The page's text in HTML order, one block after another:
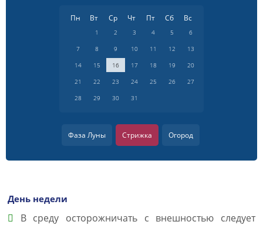
Пн Вт Ср Чт Пт Сб Вс
1 2 3 4 5
6
7
8 9 10 11 12
13
14
15 16 17 18 19
20
21
22 23 24 25 26
27
28
29 30 31
Фаза Луны Стрижка Огород
День недели
В среду осторожничать с внешностью следует